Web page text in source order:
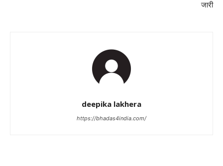
जारी
deepika lakhera
https://bhadas4india.com/